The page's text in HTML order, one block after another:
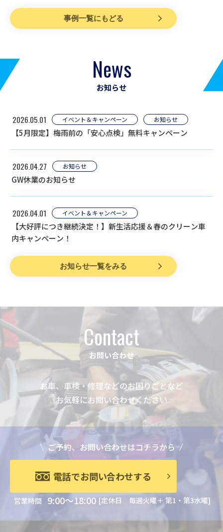
事例一覧にもどる
News
お知らせ
2026.05.01 イベント＆キャンペーン お知らせ
【5月限定】梅雨前の「安心点検」無料キャンペーン
2026.04.27 お知らせ
GW休業のお知らせ
2026.04.01 イベント＆キャンペーン
【大好評につき継続決定！】新生活応援＆春のクリーン車
内キャンペーン！
お知らせ一覧をみる
Contact
お問い合わせ
お車、車検・修理などのお困りごとなど
お気軽にお問い合わせください
ご予約、お問い合わせはコチラから
電話でお問い合わせする
営業時間 9:00～18:00 [定休日 毎週火曜＋ 第1・第3水曜]